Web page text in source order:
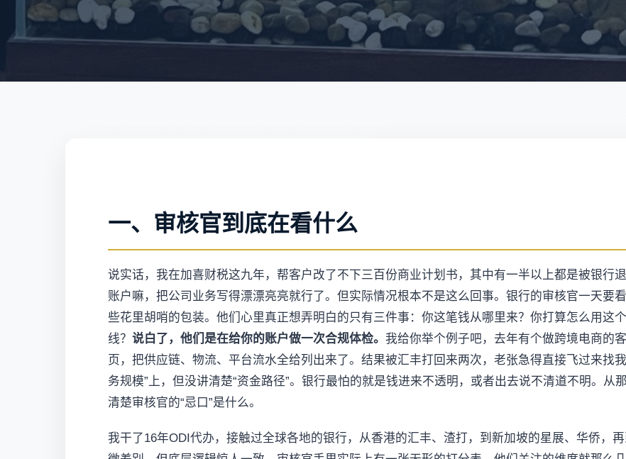
一、审核官到底在看什么
说实话，我在加喜财税这九年，帮客户改了不下三百份商业计划书，其中有一半以上都是被银行
账户嘛，把公司业务写得漂漂亮亮就行了。但实际情况根本不是这么回事。银行的审核官一天要
些花里胡哨的包装。他们心里真正想弄明白的只有三件事：你这笔钱从哪里来？你打算怎么用这
线？ 说白了，他们是在给你的账户做一次合规体检。 我给你举个例子吧，去年有个做跨境电商的
页，把供应链、物流、平台流水全给列出来了。结果被汇丰打回来两次，老张急得直接飞过来找
务规模”上，但没讲清楚“资金路径”。银行最怕的就是钱进来不透明，或者出去说不清道不明。从
清楚审核官的“忌口”是什么。
我干了16年ODI代办，接触过全球各地的银行，从香港的汇丰、渣打，到新加坡的星展、华侨，